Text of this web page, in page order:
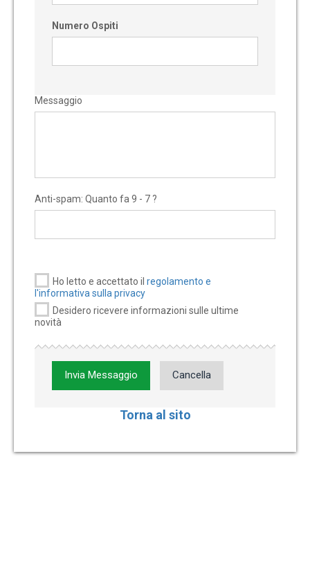
Numero Ospiti
Messaggio
Anti-spam: Quanto fa 9 - 7 ?
Ho letto e accettato il regolamento e
l'informativa sulla privacy
Desidero ricevere informazioni sulle ultime
novità
Invia Messaggio Cancella
Torna al sito